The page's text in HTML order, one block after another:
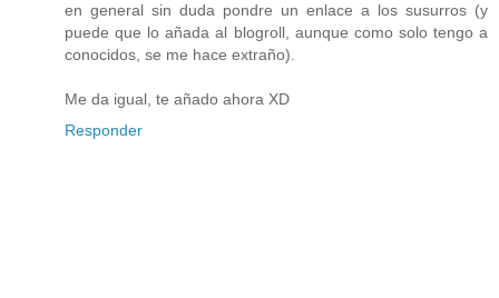
en general sin duda pondre un enlace a los susurros (y
puede que lo añada al blogroll, aunque como solo tengo a
conocidos, se me hace extraño).
Me da igual, te añado ahora XD
Responder